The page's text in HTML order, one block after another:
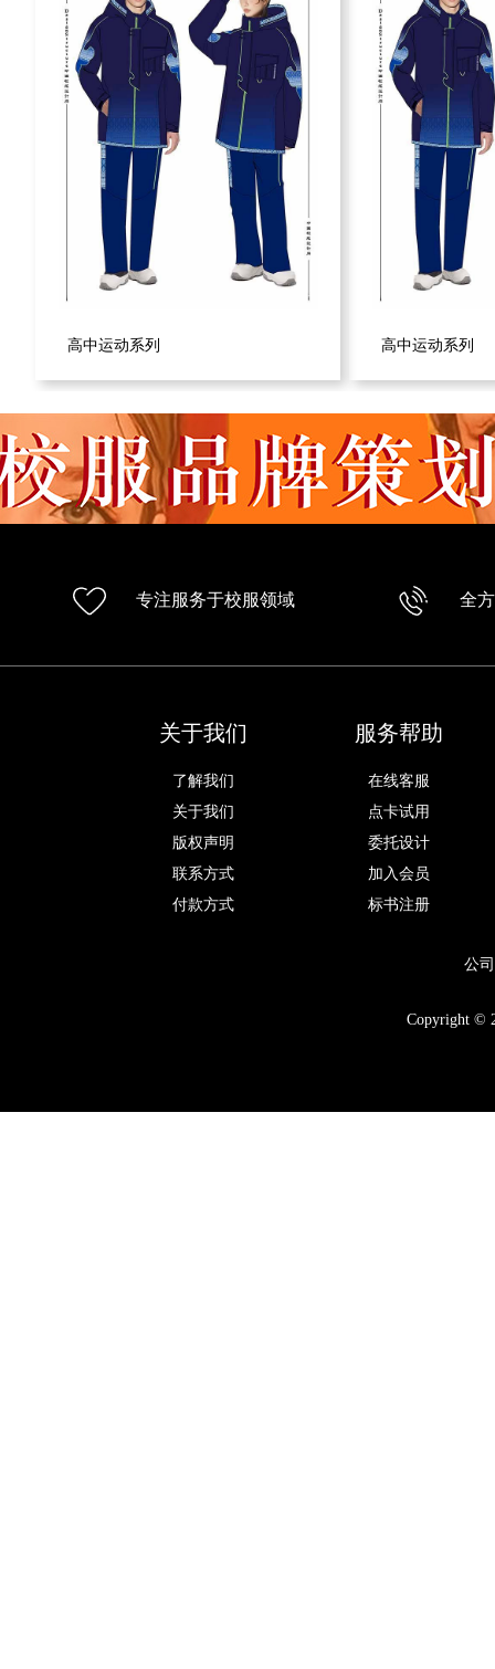
高中运动系列 高中运动系列
专注服务于校服领域 全
关于我们
了解我们
关于我们
版权声明
联系方式
付款方式
服务帮助
在线客服
点卡试用
委托设计
加入会员
标书注册
公
Copyright ©